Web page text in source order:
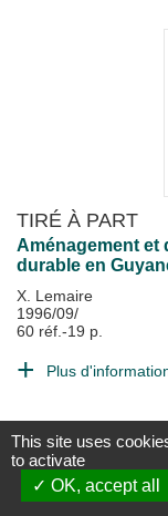
TIRÉ À PART
Aménagement et
durable en
X. Lemaire
1996/09/
60 réf.-19 p.
Plus
This site uses
to activate
OK, accept all